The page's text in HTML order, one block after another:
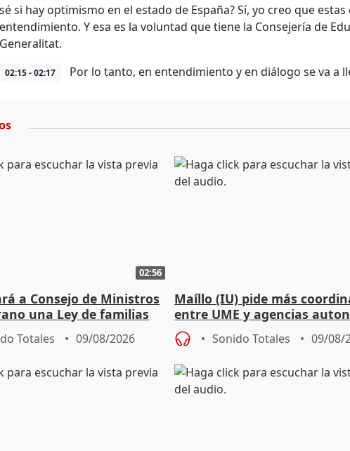
sé si hay optimismo en el estado de España? Sí, yo creo que
entendimiento. Y esa es la voluntad que tiene la Consejería de
Generalitat.
02:15 - 02:17 Por lo tanto, en entendimiento y en diálogo se va a
02:56
a Consejo de Ministros
una Ley de familias
Totales 09/08/2026
Maíllo (IU) pide más
entre UME y agencias
Sonido Totales 09/08/